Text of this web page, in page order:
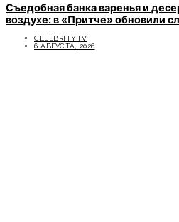
Съедобная банка варенья и
воздухе: в «Притче» обновили
CELEBRITYTV
6 АВГУСТА, 2026